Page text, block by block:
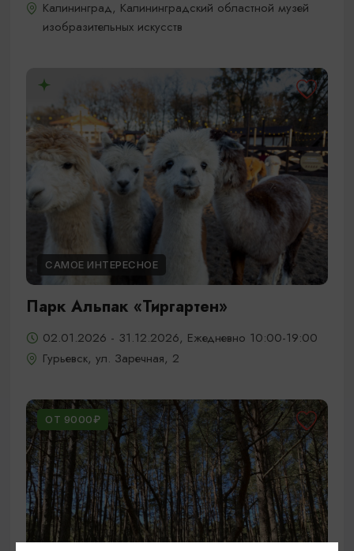
Калининград, Калининградский областной музей
изобразительных искусств
САМОЕ ИНТЕРЕСНОЕ
Парк Альпак «Тиргартен»
02.01.2026 - 31.12.2026, Ежедневно 10:00-19:00
Гурьевск, ул. Заречная, 2
ОТ 9000₽